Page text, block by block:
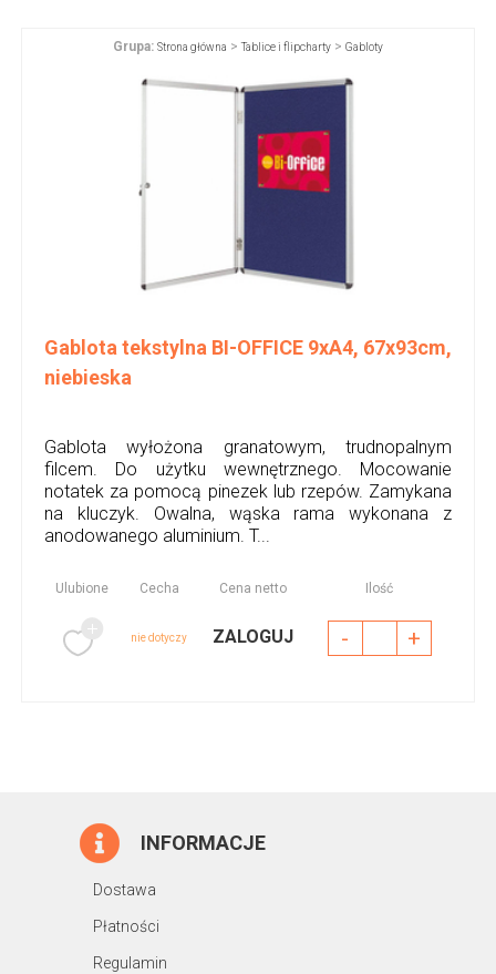
Grupa: Strona główna > Tablice i flipcharty > Gabloty
Gablota tekstylna BI-OFFICE 9xA4, 67x93cm,
niebieska
Gablota wyłożona granatowym, trudnopalnym
filcem. Do użytku wewnętrznego. Mocowanie
notatek za pomocą pinezek lub rzepów. Zamykana
na kluczyk. Owalna, wąska rama wykonana z
anodowanego aluminium. T...
Ulubione Cecha Cena netto Ilość
nie dotyczy ZALOGUJ - +
INFORMACJE
Dostawa
Płatności
Regulamin